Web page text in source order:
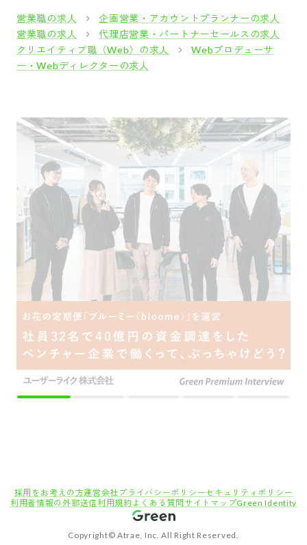
営業職の求人
企画営業・アカウントプランナーの求人
営業職の求人
代理店営業・パートナーセールスの求人
クリエイティブ職（Web）の求人
Webプロデューサ
ー・Webディレクターの求人
採用をお考えの方 運営会社プライバシーポリシー
セキュリティポリシー
利用者情報の外部送信
利用規約 よくある質問 サイトマップ Green Identity
Copyright© Atrae, Inc. All Right Reserved.
転職サイトGreen 営業職の求人 企画営業・アカウントプランナーの
【大手総合広告代理店に常駐】大手クライアントのプロモーション案件に挑戦｜営業・プ